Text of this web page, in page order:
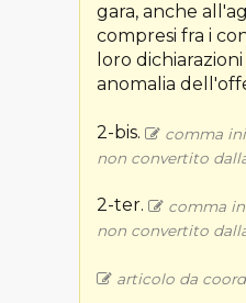
gara, anche
compresi fra i
loro
anomalia
2-bis.
comma
non convertito dalla
2-ter.
comma
non convertito dalla
articolo da